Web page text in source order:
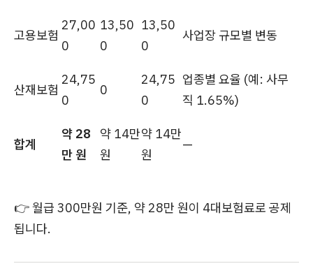
고용보험
27,00
0
13,50
0
13,50
0
사업장 규모별 변동
산재보험
24,75
0
0
24,75
0
업종별 요율 (예: 사무
직 1.65%)
합계
약 28
만 원
약 14만
원
약 14만
원
—
👉 월급 300만원 기준, 약 28만 원이 4대보험료로 공제
됩니다.